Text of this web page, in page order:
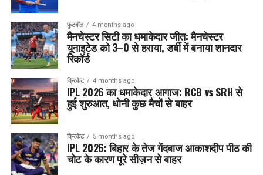
फुटबॉल 4 months ago
मैनचेस्टर सिटी का धमाकेदार जीत: मैनचेस्टर
यूनाइटेड को 3–0 से हराया, डर्बी में बनाया शानदार
रिकॉर्ड
क्रिकेट 4 months ago
IPL 2026 का धमाकेदार आगाज: RCB vs SRH से
हुई शुरुआत, धोनी कुछ मैचों से बाहर
क्रिकेट 5 months ago
IPL 2026: बिहार के तेज गेंदबाज आकाशदीप पीठ की
चोट के कारण पूरे सीज़न से बाहर